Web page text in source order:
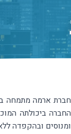
חברת ארמה מתמחה
החברה ביכולתה
ומנוסים ובהקפדה